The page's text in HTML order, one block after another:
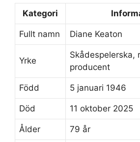
Kategori
Fullt namn Diane Keaton
Yrke
Skådespelerska,
producent
Född 5 januari 1946
Död 11 oktober 2025
Ålder 79 år